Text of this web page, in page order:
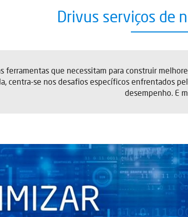
Drivus serviços de
ferramentas que necessitam para construir
centra-se nos desafios específicos enfrentados
desempenho. E